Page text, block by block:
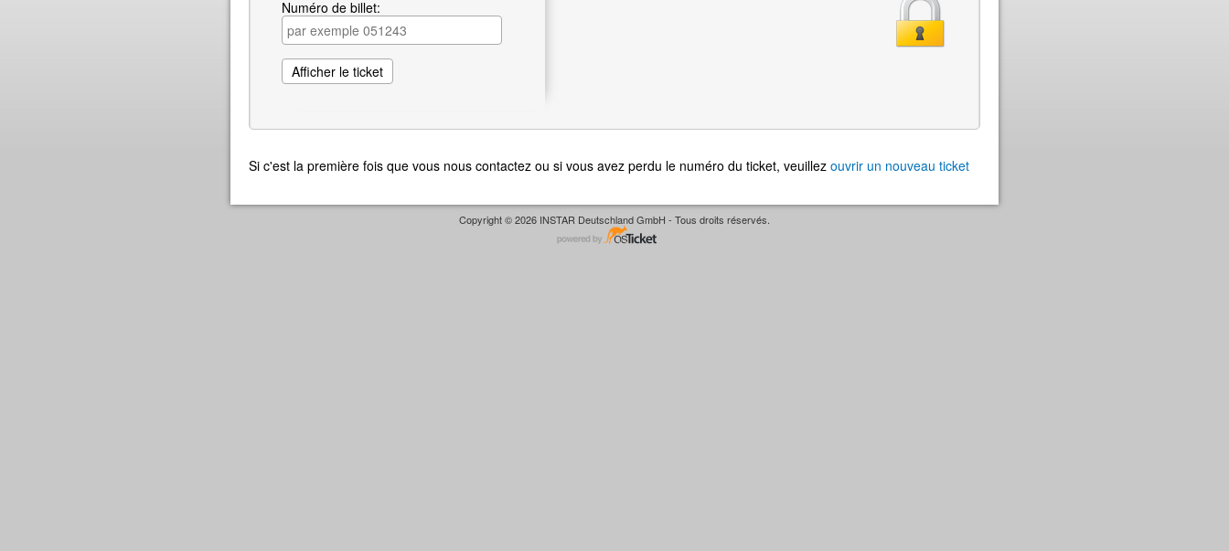
Numéro de billet:
Si c'est la première fois que vous nous contactez ou si vous avez perdu le numéro du ticket, veuillez ouvrir un nouveau ticket
Copyright © 2026 INSTAR Deutschland GmbH - Tous droits réservés.